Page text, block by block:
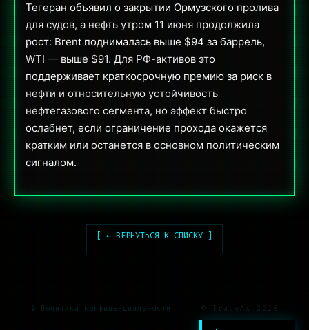
Тегеран объявил о закрытии Ормузского пролива
для судов, а нефть утром 11 июня продолжила
рост: Brent поднималась выше $94 за баррель,
WTI — выше $91. Для РФ-активов это
поддерживает краткосрочную премию за риск в
нефти и относительную устойчивость
нефтегазового сегмента, но эффект быстро
ослабнет, если ограничение прохода окажется
кратким или останется в основном политическим
сигналом.
[ ← ВЕРНУТЬСЯ К СПИСКУ ]
🔒 Политика конфиденциальности © TradeAx 2026